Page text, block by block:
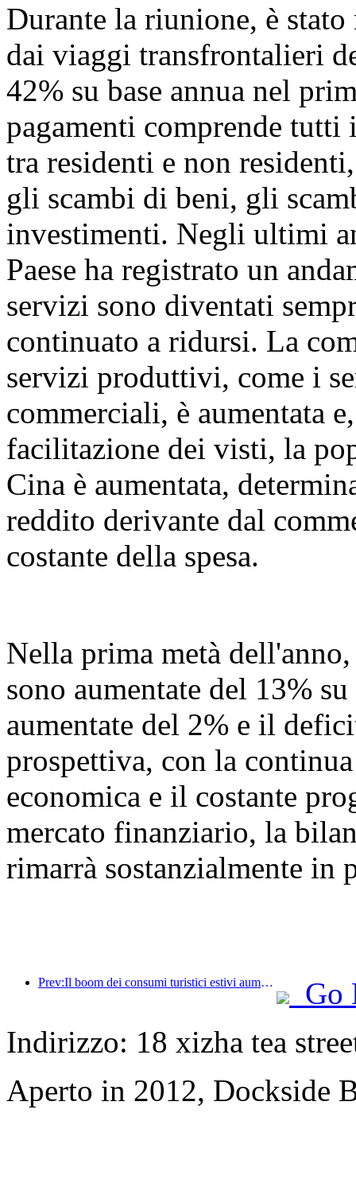
Durante la riunione, è
dai viaggi transfrontalieri
42% su base annua nel
pagamenti comprende
tra residenti e non
gli scambi di beni, gli
investimenti. Negli ultimi
Paese ha registrato un
servizi sono diventati
continuato a ridursi. La
servizi produttivi, come i
commerciali, è aumentata
facilitazione dei visti, la
Cina è aumentata,
reddito derivante dal
costante della spesa.
Nella prima metà
sono aumentate del 13%
aumentate del 2% e il
prospettiva, con la
economica e il costante
mercato finanziario, la
rimarrà sostanzialmente in
Prev:Il boom dei consumi turistici estivi aumenta, il mercato del turismo culturale si innova e si aggiorna
Go
Indirizzo: 18 xizha tea
Aperto in 2012, Dockside